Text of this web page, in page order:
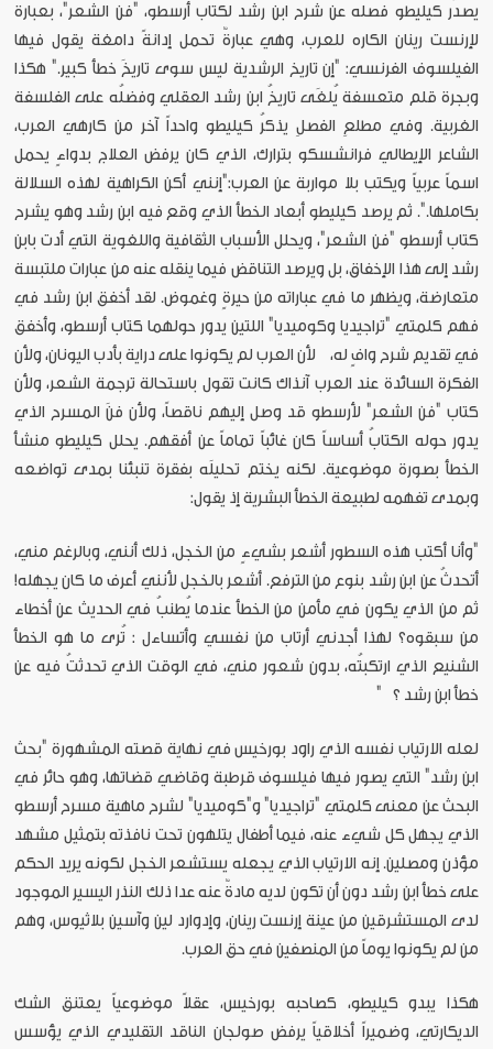
يصدِّر كيليطو فصله عن شرح ابن رشد لكتاب أرسطو، "فن الشعر"، بعبارة
لإرنست رينان الكاره للعرب، وهي عبارةٌ تحمل إدانةً دامغة يقول فيها
الفيلسوف الفرنسي: "إن تاريخ الرشدية ليس سوى تاريخَ خطأ كبير." هكذا
وبجرة قلم متعسفة يُلغَى تاريخُ ابن رشد العقلي وفضلُه على الفلسفة
الغربية. وفي مطلعِ الفصلِ يذكرُ كيليطو واحداً آخر من كارهي العرب،
الشاعر الإيطالي فرانشسكو بترارك، الذي كان يرفض العلاج بدواءٍ يحمل
اسماً عربياً ويكتب بلا مواربة عن العرب:"إنني أكن الكراهية لهذه السلالة
بكاملها.". ثم يرصد كيليطو أبعاد الخطأ الذي وقع فيه ابن رشد وهو يشرح
كتاب أرسطو "فن الشعر"، ويحلل الأسباب الثقافية واللغوية التي أدت بابن
رشد إلى هذا الإخفاق، بل ويرصد التناقض فيما ينقله عنه من عبارات ملتبسة
متعارضة، ويظهر ما في عباراته من حيرةٍ وغموض. لقد أخفق ابن رشد في
فهم كلمتي "تراجيديا وكوميديا" اللتين يدور حولهما كتاب أرسطو، وأخفق
في تقديم شرح وافٍ له، لأن العرب لم يكونوا على دراية بأدب اليونان، ولأن
الفكرة السائدة عند العرب آنذاك كانت تقول باستحالة ترجمة الشعر، ولأن
كتاب "فن الشعر" لأرسطو قد وصل إليهم ناقصاً، ولأن فنَ المسرح الذي
يدور حوله الكتابُ أساساً كان غائباً تماماً عن أفقهم. يحلل كيليطو منشأ
الخطأ بصورة موضوعية. لكنه يختم تحليلَه بفقرة تنبئنا بمدى تواضعه
وبمدى تفهمه لطبيعة الخطأ البشرية إذ يقول:
"وأنا أكتب هذه السطور أشعر بشيءٍ من الخجل، ذلك أنني، وبالرغم مني،
أتحدثُ عن ابن رشد بنوع من الترفع. أشعر بالخجل لأنني أعرف ما كان يجهله!
ثم من الذي يكون في مأمن من الخطأ عندما يُطنبُ في الحديث عن أخطاء
من سبقوه؟ لهذا أجدني أرتاب من نفسي وأتساءل : تُرى ما هو الخطأ
الشنيع الذي ارتكبتُه، بدون شعور مني، في الوقت الذي تحدثتُ فيه عن
خطأ ابن رشد ؟ "
لعله الارتياب نفسه الذي راود بورخيس في نهاية قصته المشهورة "بحث
ابن رشد" التي يصور فيها فيلسوف قرطبة وقاضي قضاتها، وهو حائر في
البحث عن معنى كلمتي "تراجيديا" و"كوميديا" لشرح ماهية مسرح أرسطو
الذي يجهل كل شيء عنه، فيما أطفال يتلهون تحت نافذته بتمثيل مشهد
مؤذن ومصلين. إنه الارتياب الذي يجعله يستشعر الخجل لكونه يريد الحكم
على خطأ ابن رشد دون أن تكون لديه مادةٌ عنه عدا ذلك النذر اليسير الموجود
لدى المستشرقين من عينة إرنست رينان، وإدوارد لين وآسين بلاثيوس، وهم
من لم يكونوا يوماً من المنصفين في حق العرب.
هكذا يبدو كيليطو، كصاحبه بورخيس، عقلاً موضوعياً يعتنق الشك
الديكارتي، وضميراً أخلاقياً يرفض صولجان الناقد التقليدي الذي يؤسس